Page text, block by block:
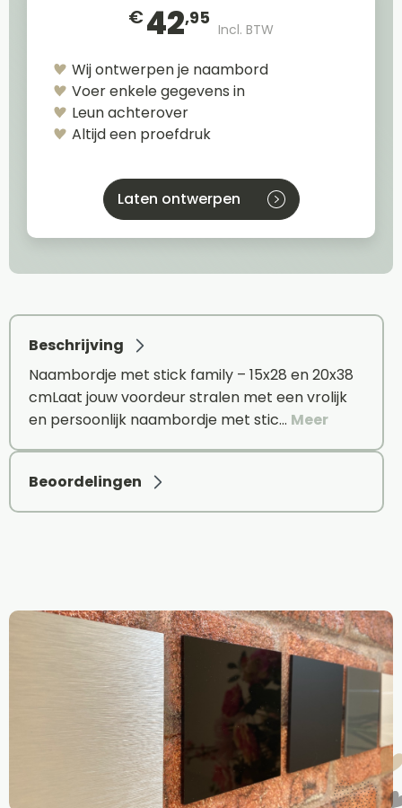
€42,95
Incl. BTW
Wij ontwerpen je naambord
Voer enkele gegevens in
Leun achterover
Altijd een proefdruk
Laten ontwerpen
Beschrijving
Naambordje met stick family – 15x28 en 20x38
cmLaat jouw voordeur stralen met een vrolijk
en persoonlijk naambordje met stic… Meer
Beoordelingen